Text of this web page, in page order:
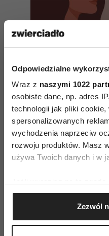
Odpowiedzialne
Wraz z naszymi 1022
osobiste dane, np. adres
technologii jak pliki
spersonalizowanych
wychodzenia naprzeciw
rozwoju produktów. Masz
używa Twoich danych i w
Gromadzić dane
geograficznej z
Identyfikować
Zezwól
Jak wzorce
na nasz
nie zapalają.Po to
nam zapalały. Na